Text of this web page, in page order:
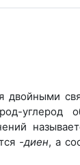
двойными
углерод
-диен, а